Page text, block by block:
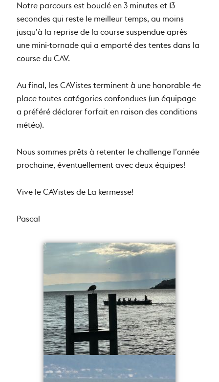
Notre parcours est bouclé en 3 minutes et 13
secondes qui reste le meilleur temps, au moins
jusqu’à la reprise de la course suspendue après
une mini-tornade qui a emporté des tentes dans la
course du CAV.
Au final, les CAVistes terminent à une honorable 4e
place toutes catégories confondues (un équipage
a préféré déclarer forfait en raison des conditions
météo).
Nous sommes prêts à retenter le challenge l’année
prochaine, éventuellement avec deux équipes!
Vive le CAVistes de La kermesse!
Pascal